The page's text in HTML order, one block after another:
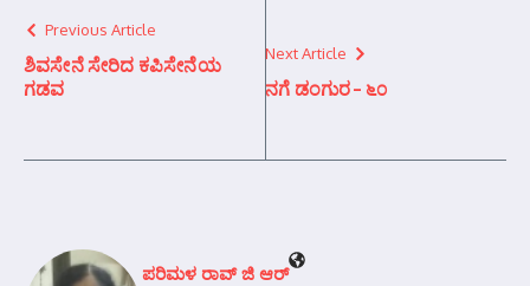
Previous Article
ಶಿವಸೇನೆ ಸೇರಿದ ಕಪಿಸೇನೆಯ
ಗಡವ
Next Article
ನಗೆ ಡಂಗುರ – ೬೦
ಪರಿಮಳ ರಾವ್ ಜಿ ಆರ್‍